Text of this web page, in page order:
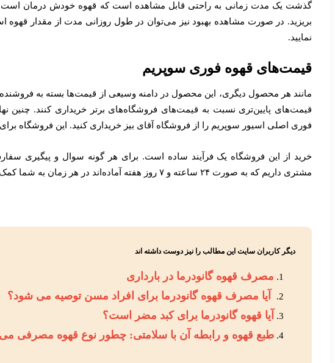
بریزید. در صورت مشاهده بهبود نیز می‌توان در طول روزانی مدت از مقدار قهوه
نمایید.
قیمت‌های قهوه فوری سوپریم
مانند هر محصول دیگری، این محصول در دامنه وسیعی از قیمت‌ها بسته به
قیمت‌های پایین‌تری نسبت به قیمت‌های فروشگاه‌های برتر خریداری کنند. چنین
فوری اصلی اسیور سوپریم را از فروشگاه آقای بیز خریداری کنید. این فروشگاه
خرید از این فروشگاه یک فرآیند ساده است. برای هر گونه سوال و پیگیری
مشتری داریم که به صورت ۲۴ ساعته و ۷ روز هفته آماده‌اند در هر زمان به شما کمک کنند
دیگر کاربران سایت این مطالب را نیز دوست داشته اند
مصرف قهوه گانودرما در بارداری
آیا مصرف قهوه گانودرما برای افراد مسن توصیه می شود؟
آیا قهوه گانودرما برای کبد مضر است؟
طبع قهوه و رابطه آن با سلامتی: چطور نوع قهوه مصرفی